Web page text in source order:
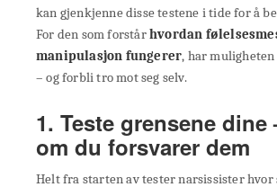
kan gjenkjenne disse testene i tide for å
For den som forstårhvordan
manipulasjon fungerer, har
– og forbli tro mot seg selv.
1. Teste grensene dine
om du forsvarer dem
Helt fra starten av tester narsissister